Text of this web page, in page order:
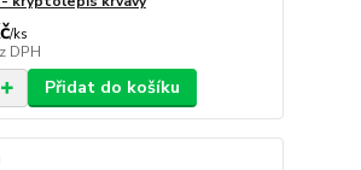
/ks
DPH
Přidat do košíku